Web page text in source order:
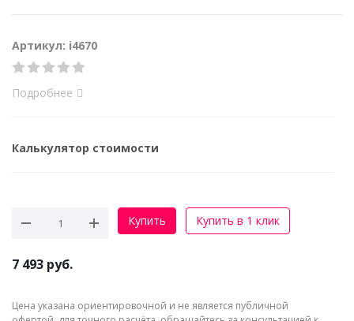
Артикул: i4670
Подробнее
Калькулятор стоимости
Купить Купить в 1 клик
7 493 руб.
Цена указана ориентировочной и не является публичной